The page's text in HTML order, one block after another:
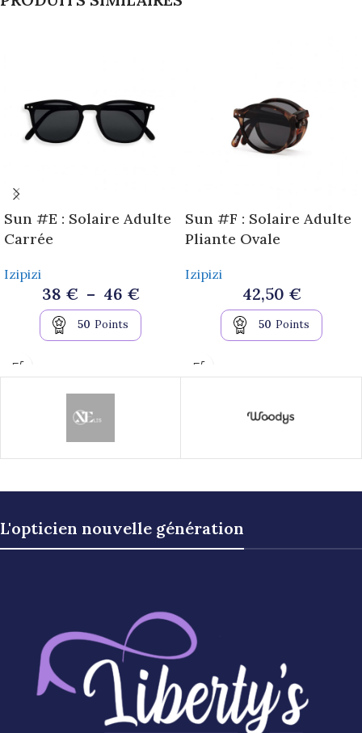
Sun #E : Solaire Adulte
Carrée
Izipizi
38 € – 46 €
50 Points
Sun #F : Solaire Adulte
Pliante Ovale
Izipizi
42,50 €
50 Points
L'opticien nouvelle génération